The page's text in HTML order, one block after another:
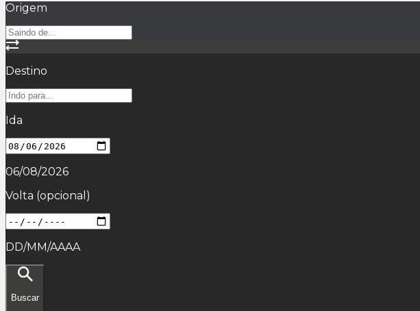
Origem
Destino
Ida
06/08/2026
Volta (opcional)
DD/MM/AAAA
Buscar